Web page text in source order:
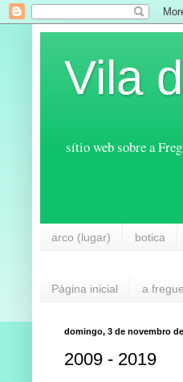
Vila
sítio web sobre a
arco (lugar) botica
Página inicial a
domingo, 3 de novembro
2009 - 2019